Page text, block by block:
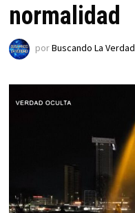
normalidad
porBuscando La Verdad